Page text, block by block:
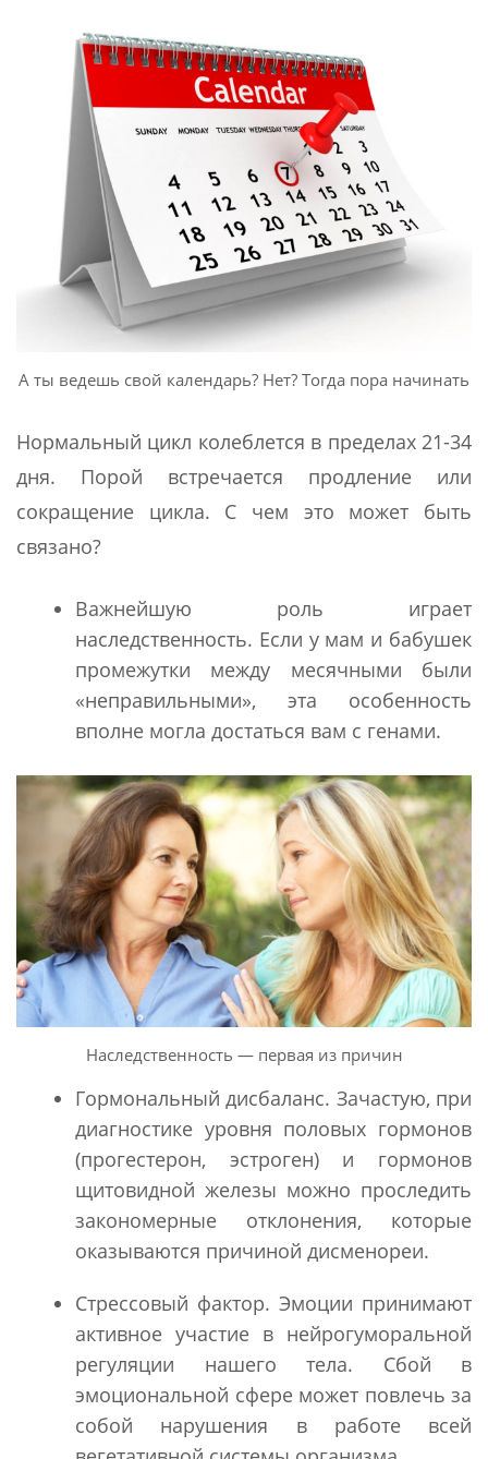
А ты ведешь свой календарь? Нет? Тогда пора начинать
Нормальный цикл колеблется в пределах 21-34
дня. Порой встречается продление или
сокращение цикла. С чем это может быть
связано?
Важнейшую роль играет
наследственность. Если у мам и бабушек
промежутки между месячными были
«неправильными», эта особенность
вполне могла достаться вам с генами.
Наследственность — первая из причин
Гормональный дисбаланс. Зачастую, при
диагностике уровня половых гормонов
(прогестерон, эстроген) и гормонов
щитовидной железы можно проследить
закономерные отклонения, которые
оказываются причиной дисменореи.
Стрессовый фактор. Эмоции принимают
активное участие в нейрогуморальной
регуляции нашего тела. Сбой в
эмоциональной сфере может повлечь за
собой нарушения в работе всей